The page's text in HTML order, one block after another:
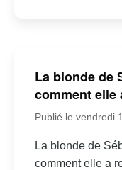
La blonde de
comment elle
Publié le vendredi
La blonde de
comment elle a